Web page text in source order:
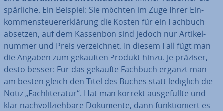
spärliche. Ein Beispiel: Sie möchten im Zuge Ihrer Ein­
kom­men­steu­er­erklä­rung die Kosten für ein Fachbuch
absetzen, auf dem Kassenbon sind jedoch nur Ar­ti­kel­
num­mer und Preis ver­zeich­net. In diesem Fall fügt man
die Angaben zum gekauften Produkt hinzu. Je präziser,
desto besser: Für das gekaufte Fachbuch ergänzt man
am besten gleich den Titel des Buches statt lediglich die
Notiz „Fach­li­te­ra­tur“. Hat man korrekt aus­ge­füll­te und
klar nach­voll­zieh­ba­re Dokumente, dann funk­tio­niert es